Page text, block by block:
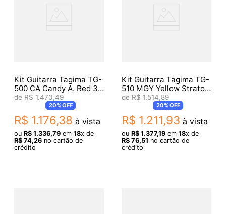
Kit Guitarra Tagima TG-
500 CA Candy A. Red 3S
+ Acessórios
R$ 1.470,49
20%OFF
R$ 1.176,38 à vista
ou R$ 1.336,79em 18x de
R$ 74,26no cartão de
crédito
Kit Guitarra Tagima TG-
510 MGY Yellow Strato
+ Acessórios
R$ 1.514,89
20%OFF
R$ 1.211,93 à vista
ou R$ 1.377,19em 18x de
R$ 76,51 no cartão de
crédito